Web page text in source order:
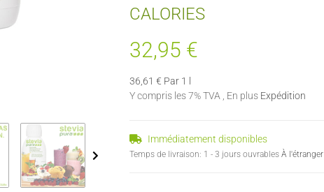
CALORIES
32,95 €
36,61 € Par 1 l
Y compris les 7% TVA , En plus Expédition
Immédiatement disponibles
Temps de livraison: 1 - 3 jours ouvrables À l'étranger